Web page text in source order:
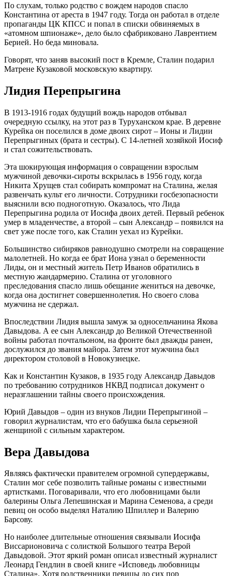
По слухам, только родство с вождем народов спасло
Константина от ареста в 1947 году. Тогда он работал в отделе
пропаганды ЦК КПСС и попал в списки обвиняемых в
«атомном шпионаже», дело было сфабриковано Лаврентием
Берией. Но беда миновала.
Говорят, что заняв высокий пост в Кремле, Сталин подарил
Матрене Кузаковой московскую квартиру.
Лидия Перепрыгина
В 1913-1916 годах будущий вождь народов отбывал
очередную ссылку, на этот раз в Туруханском крае. В деревне
Курейка он поселился в доме двоих сирот – Ионы и Лидии
Перепрыгиных (брата и сестры). С 14-летней хозяйкой Иосиф
и стал сожительствовать.
Эта шокирующая информация о совращении взрослым
мужчиной девочки-сироты вскрылась в 1956 году, когда
Никита Хрущев стал собирать компромат на Сталина, желая
развенчать культ его личности. Сотрудники госбезопасности
выяснили всю подноготную. Оказалось, что Лида
Перепрыгина родила от Иосифа двоих детей. Первый ребенок
умер в младенчестве, а второй – сын Александр – появился на
свет уже после того, как Сталин уехал из Курейки.
Большинство сибиряков равнодушно смотрели на совращение
малолетней. Но когда ее брат Иона узнал о беременности
Лиды, он и местный житель Петр Иванов обратились в
местную жандармерию. Сталина от уголовного
преследования спасло лишь обещание жениться на девочке,
когда она достигнет совершеннолетия. Но своего слова
мужчина не сдержал.
Впоследствии Лидия вышла замуж за односельчанина Якова
Давыдова. А ее сын Александр до Великой Отечественной
войны работал почтальоном, на фронте был дважды ранен,
дослужился до звания майора. Затем этот мужчина был
директором столовой в Новокузнецке.
Как и Константин Кузаков, в 1935 году Александр Давыдов
по требованию сотрудников НКВД подписал документ о
неразглашении тайны своего происхождения.
Юрий Давыдов – один из внуков Лидии Перепрыгиной –
говорил журналистам, что его бабушка была серьезной
женщиной с сильным характером.
Вера Давыдова
Являясь фактически правителем огромной супердержавы,
Сталин мог себе позволить тайные романы с известными
артистками. Поговаривали, что его любовницами были
балерины Ольга Лепешинская и Марина Семенова, а среди
певиц он особо выделял Наталию Шпиллер и Валерию
Барсову.
Но наиболее длительные отношения связывали Иосифа
Виссарионовича с солисткой Большого театра Верой
Давыдовой. Этот яркий роман описал известный журналист
Леонард Гендлин в своей книге «Исповедь любовницы
Сталина». Хотя родственники певицы до сих пор